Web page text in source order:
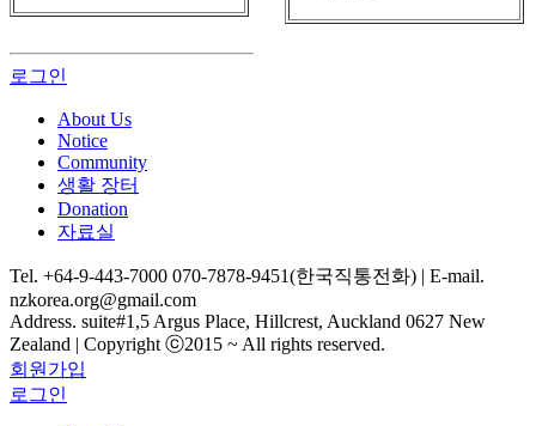
로그인
About Us
Notice
Community
생활 장터
Donation
자료실
Tel. +64-9-443-7000 070-7878-9451(한국직통전화) | E-mail.
nzkorea.org@gmail.com
Address. suite#1,5 Argus Place, Hillcrest, Auckland 0627 New
Zealand | Copyright ⓒ2015 ~ All rights reserved.
회원가입
로그인